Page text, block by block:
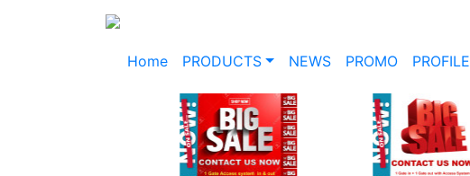
Home PRODUCTS NEWS PROMO PROFILE